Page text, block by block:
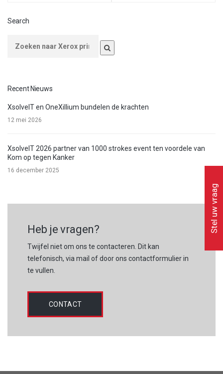
Search
Recent Nieuws
XsolveIT en OneXillium bundelen de krachten
12 mei 2026
XsolveIT 2026 partner van 1000 strokes event ten voordele van
Kom op tegen Kanker
16 december 2025
Heb je vragen?
Twijfel niet om ons te contacteren. Dit kan
telefonisch, via mail of door ons contactformulier in
te vullen.
CONTACT
Stel uw vraag